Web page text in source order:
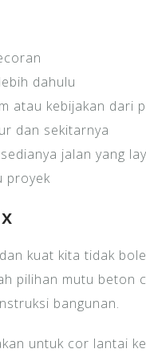
dahulu
atau kebijakan dari
dan sekitarnya
jalan yang
proyek
kuat kita tidak
pilihan mutu beton
bangunan.
untuk cor lantai